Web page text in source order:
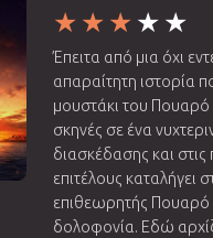
Έπειτα από μια όχι
απαραίτητη ιστορία
μουστάκι του Πουαρό
σκηνές σε ένα
διασκέδασης και στις
επιτέλους καταλήγει
επιθεωρητής Πουαρό
δολοφονία. Εδώ